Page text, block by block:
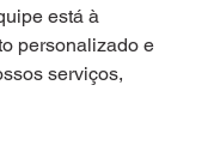
está à
personalizado e
serviços,